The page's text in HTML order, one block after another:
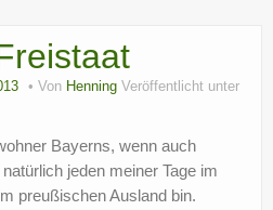
Von Henning Veröffentlicht unter
Bayerns, wenn auch
jeden meiner Tage im
preußischen Ausland bin.